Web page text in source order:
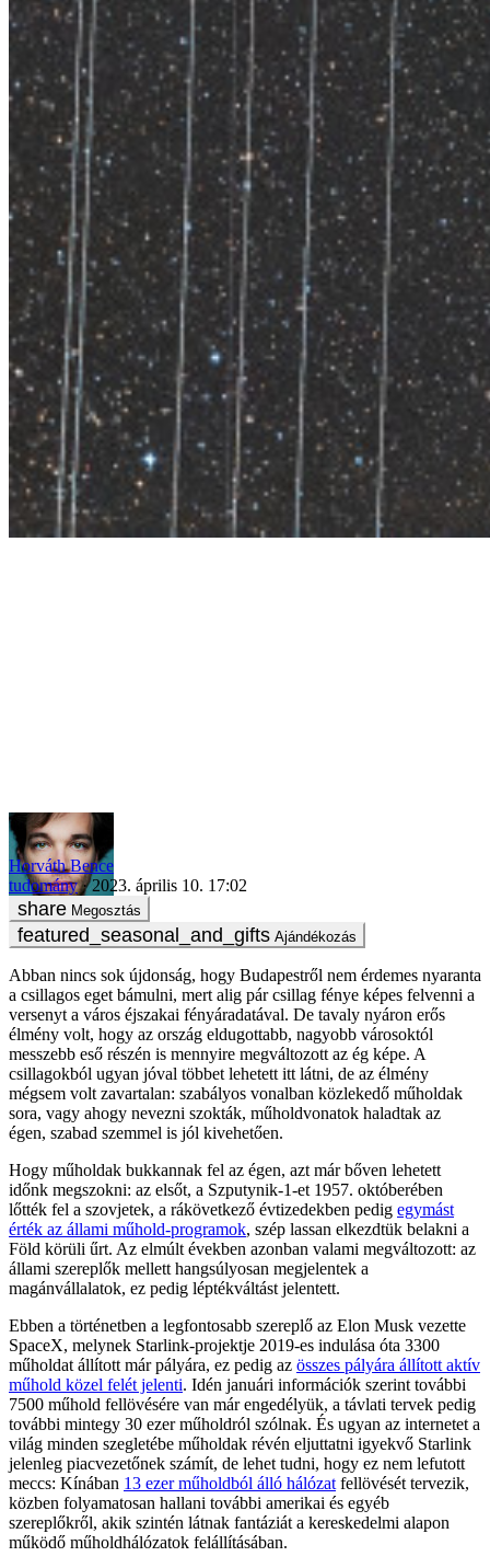
Horváth Bence
tudomány
2023. április 10. 17:02
Megosztás
Ajándékozás
Abban nincs sok újdonság, hogy Budapestről nem érdemes nyaranta
a csillagos eget bámulni, mert alig pár csillag fénye képes felvenni a
versenyt a város éjszakai fényáradatával. De tavaly nyáron erős
élmény volt, hogy az ország eldugottabb, nagyobb városoktól
messzebb eső részén is mennyire megváltozott az ég képe. A
csillagokból ugyan jóval többet lehetett itt látni, de az élmény
mégsem volt zavartalan: szabályos vonalban közlekedő műholdak
sora, vagy ahogy nevezni szokták, műholdvonatok haladtak az
égen, szabad szemmel is jól kivehetően.
Hogy műholdak bukkannak fel az égen, azt már bőven lehetett
időnk megszokni: az elsőt, a Szputynik-1-et 1957. októberében
lőtték fel a szovjetek, a rákövetkező évtizedekben pedig egymást
érték az állami műhold-programok, szép lassan elkezdtük belakni a
Föld körüli űrt. Az elmúlt években azonban valami megváltozott: az
állami szereplők mellett hangsúlyosan megjelentek a
magánvállalatok, ez pedig léptékváltást jelentett.
Ebben a történetben a legfontosabb szereplő az Elon Musk vezette
SpaceX, melynek Starlink-projektje 2019-es indulása óta 3300
műholdat állított már pályára, ez pedig az összes pályára állított aktív
műhold közel felét jelenti. Idén januári információk szerint további
7500 műhold fellövésére van már engedélyük, a távlati tervek pedig
további mintegy 30 ezer műholdról szólnak. És ugyan az internetet a
világ minden szegletébe műholdak révén eljuttatni igyekvő Starlink
jelenleg piacvezetőnek számít, de lehet tudni, hogy ez nem lefutott
meccs: Kínában 13 ezer műholdból álló hálózat fellövését tervezik,
közben folyamatosan hallani további amerikai és egyéb
szereplőkről, akik szintén látnak fantáziát a kereskedelmi alapon
működő műholdhálózatok felállításában.